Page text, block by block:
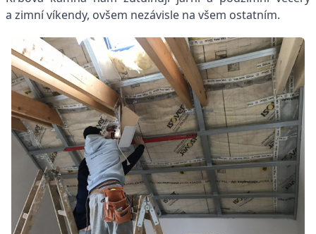
a zimní víkendy, ovšem nezávisle na všem ostatním.